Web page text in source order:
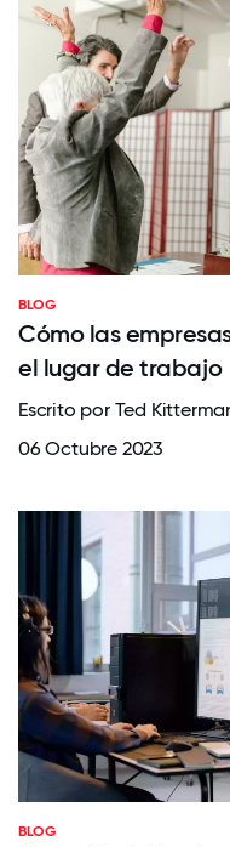
BLOG
Cómo las
el lugar de trabajo
Escrito por Ted
06 Octubre 2023
BLOG